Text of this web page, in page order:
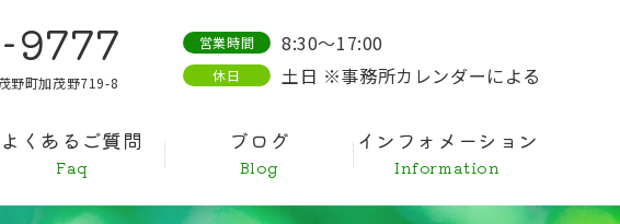
9777
野町加茂野719-8
営業時間 8:30～17:00
休日 土日 ※事務所カレンダーによる
よくあるご質問
Faq
ブログ
Blog
インフォメーション
Information